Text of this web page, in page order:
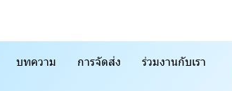
บทความ การจัดส่ง ร่วมงานกับเรา